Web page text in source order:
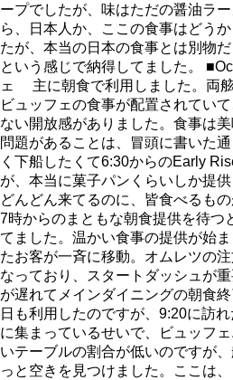
ープでしたが、味はただの醤油ラ
ら、日本人か、ここの食事はどう
たが、本当の日本の食事とは別物
という感じで納得してました。
ェ 主に朝食で利用しました。両
ビュッフェの食事が配置されてい
ない開放感がありました。食事は
問題があることは、冒頭に書いた
く下船したくて6:30からのEarly
が、本当に菓子パンくらいしか提
どんどん来てるのに、皆食べるも
7時からのまともな朝食提供を待つ
てました。温かい食事の提供が始
たお客が一斉に移動。オムレツの
なっており、スタートダッシュが
が遅れてメインダイニングの朝食
日も利用したのですが、9:20に訪
に集まっているせいで、ビュッフ
いテーブルの割合が低いのですが
っと空きを見つけました。ここは